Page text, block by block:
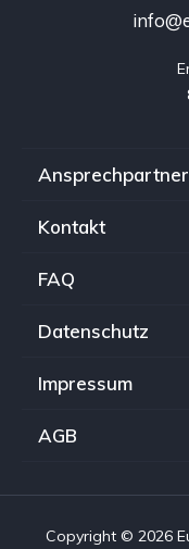
Ansprechpartner
Kontakt
FAQ
Datenschutz
Impressum
AGB
Copyright © 2026